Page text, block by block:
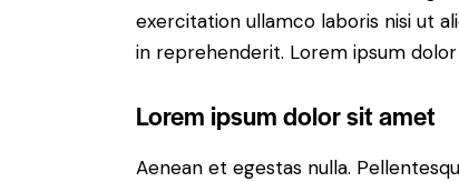
exercitation ullamco laboris nisi ut
in reprehenderit. Lorem ipsum
Lorem ipsum dolor sit amet
Aenean et egestas nulla.